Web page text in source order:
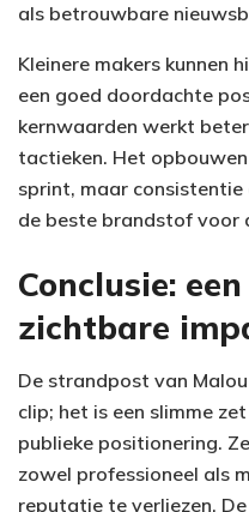
als betrouwbare
Kleinere makers kunnen
een goed doordachte
kernwaarden werkt
tactieken. Het
sprint, maar consistentie
de beste brandstof voor
Conclusie:
zichtbare
De strandpost van
clip; het is een slimme
publieke positionering.
zowel professioneel als
reputatie te verliezen.